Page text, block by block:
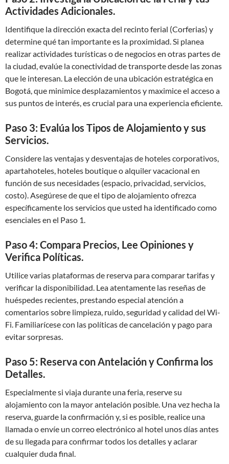
Actividades Adicionales.
Identifique la dirección exacta del recinto ferial (Corferias) y
determine qué tan importante es la proximidad. Si planea
realizar actividades turísticas o de negocios en otras partes de
la ciudad, evalúe la conectividad de transporte desde las zonas
que le interesan. La elección de una ubicación estratégica en
Bogotá, que minimice desplazamientos y maximice el acceso a
sus puntos de interés, es crucial para una experiencia eficiente.
Paso 3: Evalúa los Tipos de Alojamiento y sus
Servicios.
Considere las ventajas y desventajas de hoteles corporativos,
apartahoteles, hoteles boutique o alquiler vacacional en
función de sus necesidades (espacio, privacidad, servicios,
costo). Asegúrese de que el tipo de alojamiento ofrezca
específicamente los servicios que usted ha identificado como
esenciales en el Paso 1.
Paso 4: Compara Precios, Lee Opiniones y
Verifica Políticas.
Utilice varias plataformas de reserva para comparar tarifas y
verificar la disponibilidad. Lea atentamente las reseñas de
huéspedes recientes, prestando especial atención a
comentarios sobre limpieza, ruido, seguridad y calidad del Wi-
Fi. Familiarícese con las políticas de cancelación y pago para
evitar sorpresas.
Paso 5: Reserva con Antelación y Confirma los
Detalles.
Especialmente si viaja durante una feria, reserve su
alojamiento con la mayor antelación posible. Una vez hecha la
reserva, guarde la confirmación y, si es posible, realice una
llamada o envíe un correo electrónico al hotel unos días antes
de su llegada para confirmar todos los detalles y aclarar
cualquier duda final.